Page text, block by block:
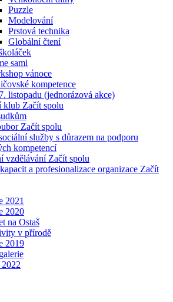
Puzzle
Modelování
Prstová technika
Globální čtení
sami
vánoce
kompetence
listopadu (jednorázová akce)
Začít spolu
Začít spolu
služby s důrazem na podporu
kompetencí
vzdělávání Začít spolu
a profesionalizace organizace Začít
2021
2020
na Ostaš
v přírodě
2019